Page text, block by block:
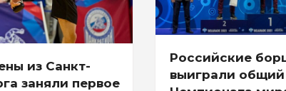
из Санкт-
заняли первое
Российские
выиграли общий